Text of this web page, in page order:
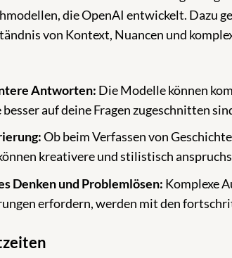
die OpenAI entwickelt. Dazu
von Kontext, Nuancen und
Antworten: Die Modelle können
auf deine Fragen zugeschnitten
Ob beim Verfassen von
kreativere und stilistisch
Denken und Problemlösen: Komplexe
erfordern, werden mit den